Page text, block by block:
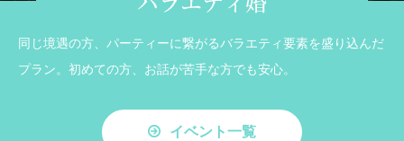
同じ境遇の方、パーティーに繋がるバラエティ要素を盛り込んだ
プラン。初めての方、お話が苦手な方でも安心。
イベント一覧